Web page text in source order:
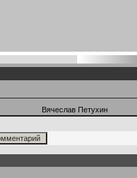
Вячеслав Петухин